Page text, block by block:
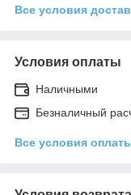
Все условия
Условия оплаты
Наличными
Безналичный
Все условия